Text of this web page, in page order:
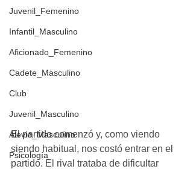
Juvenil_Femenino
Infantil_Masculino
Aficionado_Femenino
Cadete_Masculino
Club
Juvenil_Masculino
Alevin_Masculino
Psicología
El partido comenzó y, como viendo
siendo habitual, nos costó entrar en el
partido. El rival trataba de dificultar